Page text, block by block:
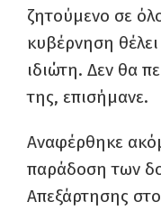
ζητούμενο σε
κυβέρνηση
ιδιώτη. Δεν θα
της, επισήμανε.
Αναφέρθηκε
παράδοση των
Απεξάρτησης